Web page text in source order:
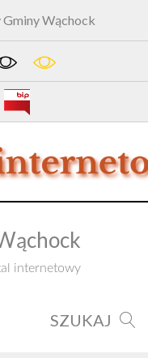
Wąchock
internetowy
SZUKAJ